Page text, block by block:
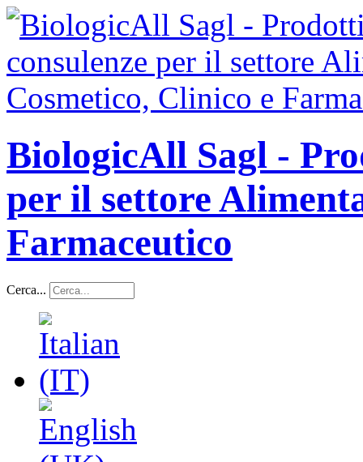
BiologicAll Sagl -
per il settore
Farmaceutico
Cerca...